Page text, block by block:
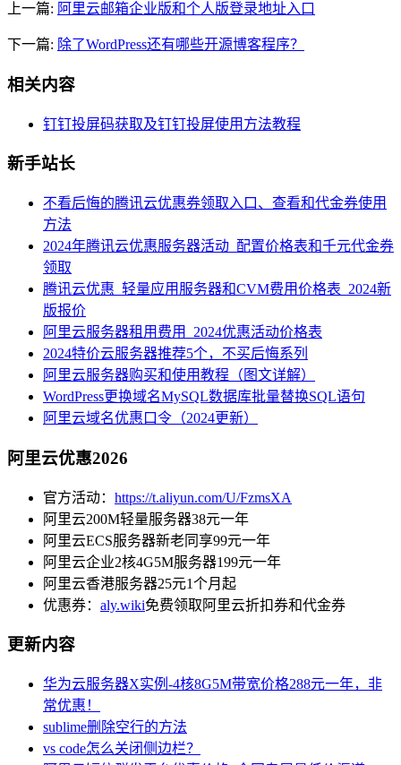
上一篇: 阿里云邮箱企业版和个人版登录地址入口
下一篇: 除了WordPress还有哪些开源博客程序？
相关内容
钉钉投屏码获取及钉钉投屏使用方法教程
新手站长
不看后悔的腾讯云优惠券领取入口、查看和代金券使用
方法
2024年腾讯云优惠服务器活动_配置价格表和千元代金券
领取
腾讯云优惠_轻量应用服务器和CVM费用价格表_2024新
版报价
阿里云服务器租用费用_2024优惠活动价格表
2024特价云服务器推荐5个，不买后悔系列
阿里云服务器购买和使用教程（图文详解）
WordPress更换域名MySQL数据库批量替换SQL语句
阿里云域名优惠口令（2024更新）
阿里云优惠2026
官方活动： https://t.aliyun.com/U/FzmsXA
阿里云200M轻量服务器38元一年
阿里云ECS服务器新老同享99元一年
阿里云企业2核4G5M服务器199元一年
阿里云香港服务器25元1个月起
优惠券： aly.wiki免费领取阿里云折扣券和代金券
更新内容
华为云服务器X实例-4核8G5M带宽价格288元一年，非
常优惠！
sublime删除空行的方法
vs code怎么关闭侧边栏？